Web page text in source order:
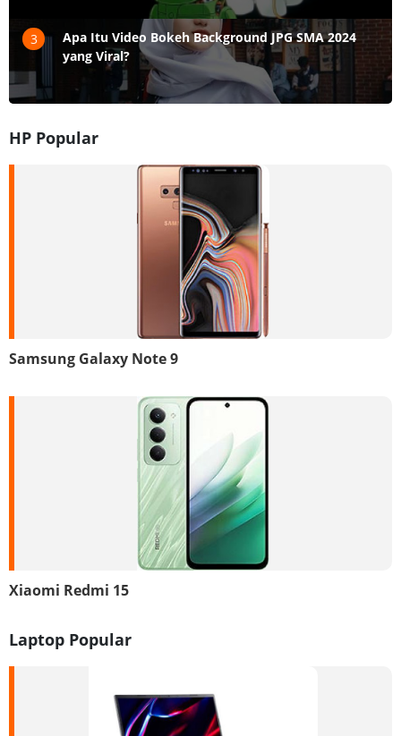
3
Apa Itu Video Bokeh Background JPG SMA 2024
yang Viral?
HP Popular
Samsung Galaxy Note 9
Xiaomi Redmi 15
Laptop Popular